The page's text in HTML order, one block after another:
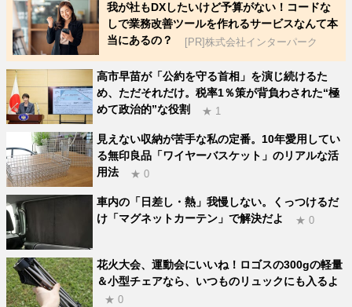
我が社もDXしたいけど予算がない！コードな
しで業務改善ツールを作れるサービスなんて本
当にあるの？
[PR]株式会社インターパーク
高市早苗が「公約を守る首相」を演じ続けるた
め、ただそれだけ。税率1％策が背負わされた“極
めて政治的”な役割
★ 1
見えない収納が苦手な私の定番。10年愛用してい
る無印良品「ワイヤーバスケット」のリアルな活
用法
★ 0
車内の「日差し・熱」我慢しない。くっつけるだ
け「マグネットカーテン」で解決だよ
★ 0
花火大会、運動会にいいね！ロゴスの300gの軽量
＆小型チェアなら、いつものリュックにも入るよ
★ 0